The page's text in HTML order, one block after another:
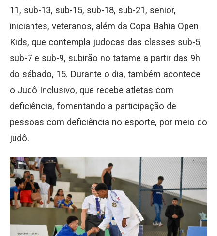
11, sub-13, sub-15, sub-18, sub-21, senior,
iniciantes, veteranos, além da Copa Bahia Open
Kids, que contempla judocas das classes sub-5,
sub-7 e sub-9, subirão no tatame a partir das 9h
do sábado, 15. Durante o dia, também acontece
o Judô Inclusivo, que recebe atletas com
deficiência, fomentando a participação de
pessoas com deficiência no esporte, por meio do
judô.